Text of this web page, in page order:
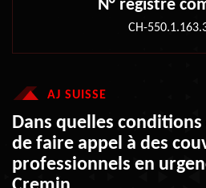
N° registre
CH-
AJ SUISSE
Dans quelles
de faire appel à des
professionnels en